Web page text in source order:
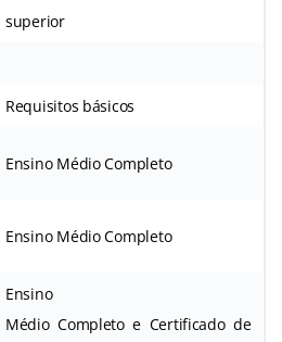
superior
Requisitos básicos
Ensino Médio Completo
Ensino Médio Completo
Ensino
Médio Completo e Certificado de